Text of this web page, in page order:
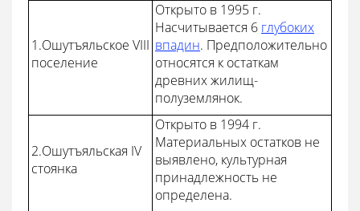
1.Ошутъяльское VIII
поселение
Открыто в 1995 г.
Насчитывается 6 глубоких
впадин. Предположительно
относятся к остаткам
древних жилищ-
полуземлянок.
2.Ошутъяльская IV
стоянка
Открыто в 1994 г.
Материальных остатков не
выявлено, культурная
принадлежность не
определена.